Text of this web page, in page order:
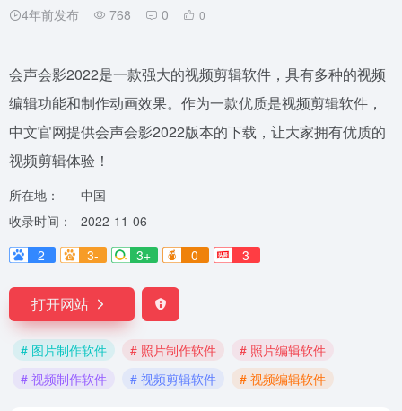
4年前发布 768 0 0
会声会影2022是一款强大的视频剪辑软件，具有多种的视频
编辑功能和制作动画效果。作为一款优质是视频剪辑软件，
中文官网提供会声会影2022版本的下载，让大家拥有优质的
视频剪辑体验！
所在地：
中国
收录时间：
2022-11-06
2
3- 3+ 0 3
打开网站
# 图片制作软件 # 照片制作软件
# 照片编辑软件
# 视频制作软件
# 视频剪辑软件 # 视频编辑软件